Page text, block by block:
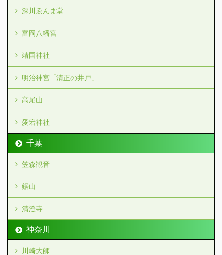
深川ゑんま堂
富岡八幡宮
靖国神社
明治神宮「清正の井戸」
高尾山
愛宕神社
千葉
笠森観音
鋸山
清澄寺
神奈川
川崎大師